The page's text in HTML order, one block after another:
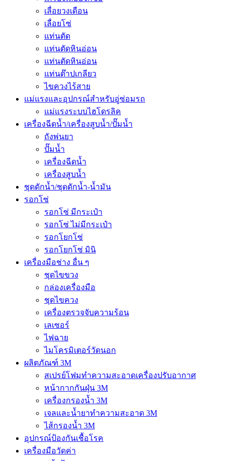
เลื่อยวงเดือน
เลื่อยโซ่
แท่นตัด
แท่นตัดหินอ่อน
แท่นตัดหินอ่อน
แท่นต๊าปเกลียว
ไขควงไร้สาย
แม่แรงและอุปกรณ์สำหรับอู่ซ่อมรถ
แม่แรงระบบไฮโดรลิค
เครื่องฉีดน้ำ/เครื่องสูบน้ำ/ปั๊มน้ำ
ถังพ่นยา
ปั๊มน้ำ
เครื่องฉีดน้ำ
เครื่องสูบน้ำ
ชุดดักน้ำ/ชุดดักน้ำ-น้ำมัน
รอกโซ่
รอกโซ่ มีกระเป๋า
รอกโซ่ ไม่มีกระเป๋า
รอกโยกโซ่
รอกโยกโซ่ มินิ
เครื่องมือช่าง อื่น ๆ
ชุดไขขวง
กล่องเครื่องมือ
ชุดไขควง
เครื่องตรวจจับความร้อน
เลเซอร์
ไฟฉาย
ไมโครมิเตอร์วัดนอก
ผลิตภัณฑ์ 3M
สเปรย์โฟมทำความสะอาดเครื่องปรับอากาศ
หน้ากากกันฝุ่น 3M
เครื่องกรองน้ำ 3M
เจลและน้ำยาทำความสะอาด 3M
ไส้กรองน้ำ 3M
อุปกรณ์ป้องกันเชื้อโรค
เครื่องมือวัดค่า